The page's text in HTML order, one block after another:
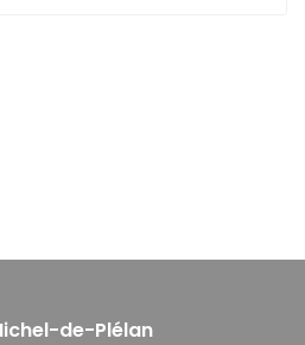
de-Plélan